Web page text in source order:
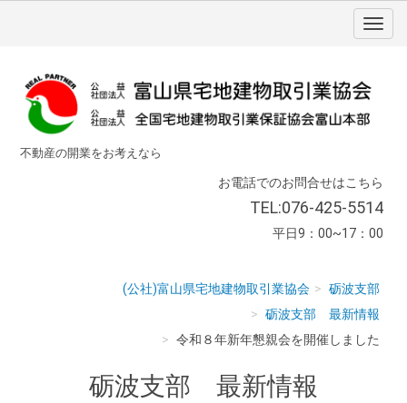
不動産の開業をお考えなら
お電話でのお問合せはこちら
TEL:076-425-5514
平日9：00~17：00
(公社)富山県宅地建物取引業協会
砺波支部
砺波支部 最新情報
令和８年新年懇親会を開催しました
砺波支部 最新情報